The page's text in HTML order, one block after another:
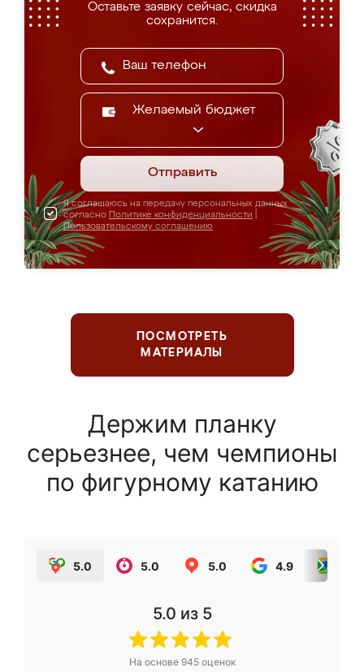
Оставьте заявку сейчас, скидка
сохранится.
Желаемый бюджет
Отправить
Я соглашаюсь на передачу персональных данных
согласно Политике конфиденциальности
Пользовательскому соглашению
ПОСМОТРЕТЬ
МАТЕРИАЛЫ
Держим планку
серьезнее, чем чемпионы
по фигурному катанию
5.0 5.0 5.0 4.9
5.0 из 5
На основе 945оценок